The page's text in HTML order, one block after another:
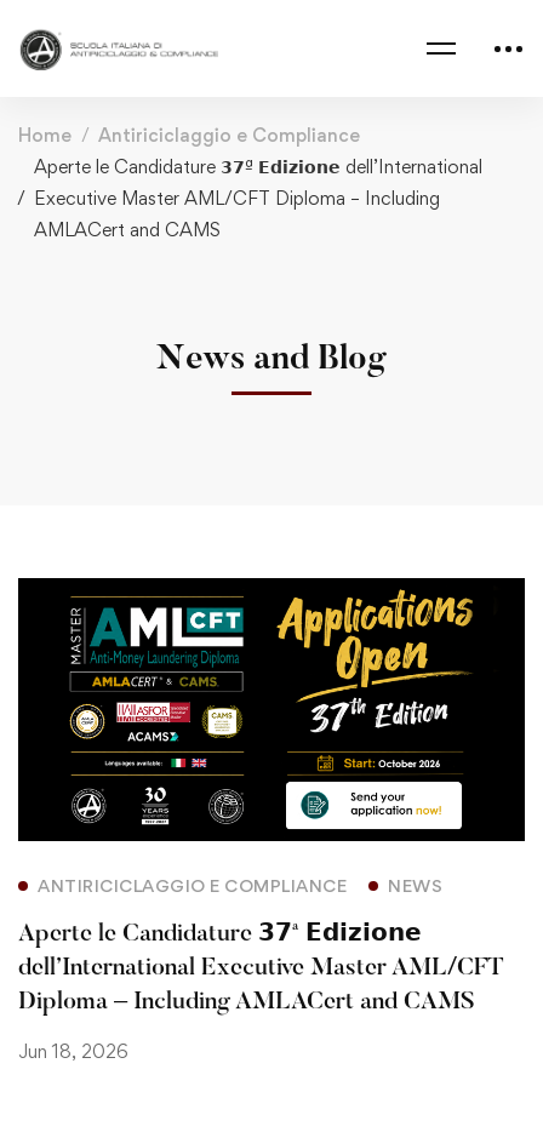
Home
Antiriciclaggio e Compliance
Aperte le Candidature 𝟯𝟳ª 𝗘𝗱𝗶𝘇𝗶𝗼𝗻𝗲 dell’International
Executive Master AML/CFT Diploma – Including
AMLACert and CAMS
News and Blog
ANTIRICICLAGGIO E COMPLIANCE NEWS
Aperte le Candidature 𝟯𝟳ª 𝗘𝗱𝗶𝘇𝗶𝗼𝗻𝗲
dell’International Executive Master AML/CFT
Diploma – Including AMLACert and CAMS
Jun 18, 2026